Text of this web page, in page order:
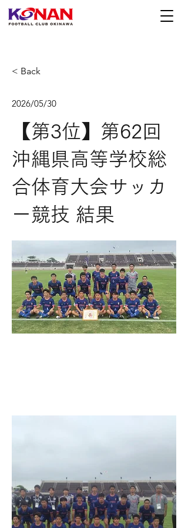
< Back
2026/05/30
【第3位】第62回
沖縄県高等学校総
合体育大会サッカ
ー競技 結果